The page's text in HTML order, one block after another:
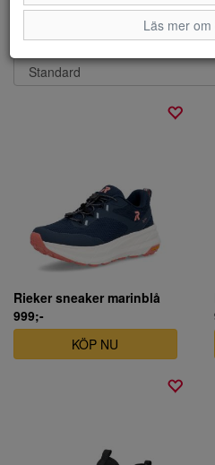
Sortera efter:
Rieker sneaker marinblå
999;-
KÖP NU
Läs mer